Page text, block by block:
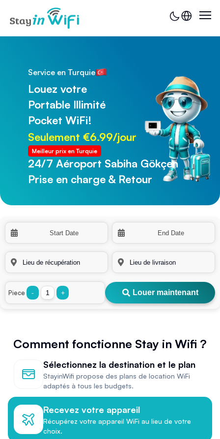
Service en Turquie
Louez votre
Portable Illimité
Pocket WiFi!
Seulement €6.99/jour
Meilleur prix en Turquie
24/7 Aéroport Sabiha Gökçen
Prise en charge & Retour
24/7 Aéroport de Trabzon
Prise en charge & Retour
Piece - + Louer maintenant
Comment fonctionne Stay in Wifi ?
Sélectionnez la destination et le plan
StayinWifi propose des plans de location WiFi
adaptés à tous les budgets.
Recevez votre appareil
Récupérez votre appareil WiFi au lieu de votre
choix.